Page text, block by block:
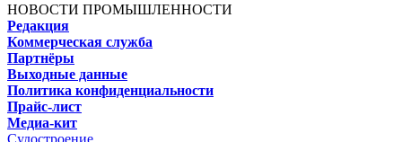
НОВОСТИ ПРОМЫШЛЕННОСТИ
Редакция
Коммерческая служба
Партнёры
Выходные данные
Политика конфиденциальности
Прайс-лист
Медиа-кит
Судостроение